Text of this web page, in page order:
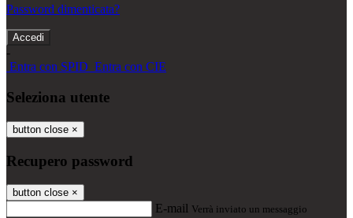
Password dimenticata?
-
Entra con SPID Entra con CIE
Seleziona utente
button close ×
Recupero password
button close ×
E-mail Verrà inviato un messaggio